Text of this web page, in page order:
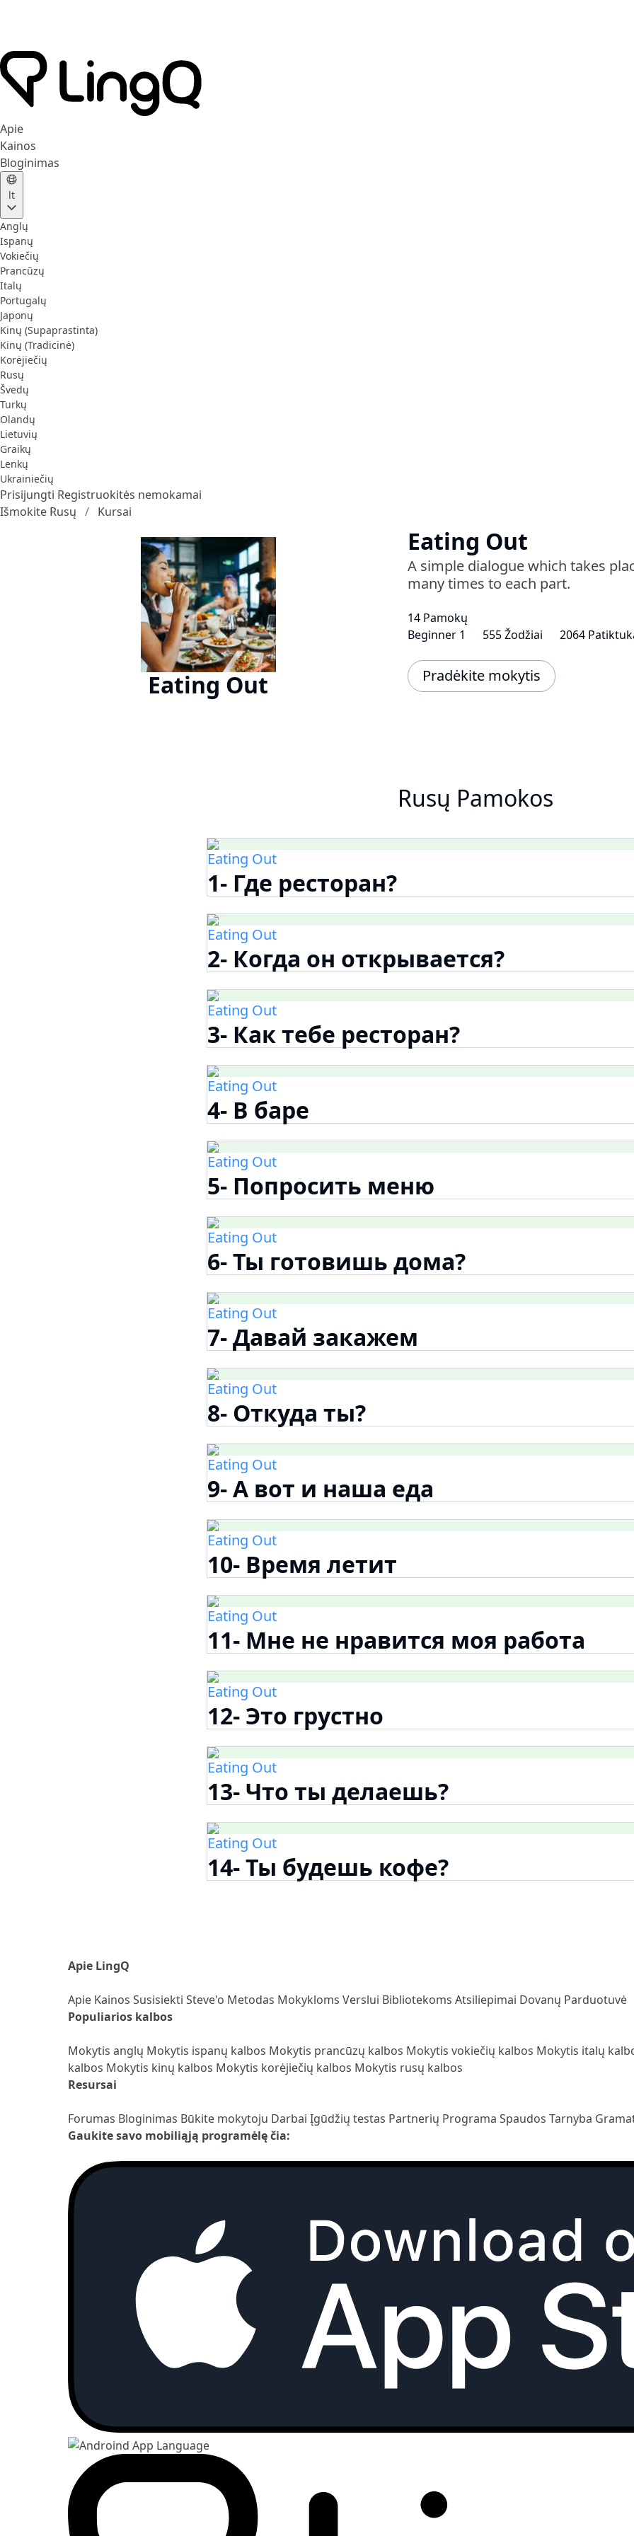
Apie
Kainos
Bloginimas
lt
Anglų
Ispanų
Vokiečių
Prancūzų
Italų
Portugalų
Japonų
Kinų (Supaprastinta)
Kinų (Tradicinė)
Korėjiečių
Rusų
Švedų
Turkų
Olandų
Lietuvių
Graikų
Lenkų
Ukrainiečių
Prisijungti Registruokitės nemokamai
Išmokite Rusų
Kursai
Eating Out
Eating Out
A simple dialogue which takes
many times to each part.
14 Pamokų
Beginner 1
555 Žodžiai 2064
Pradėkite mokytis
Rusų Pamokos
Eating Out
1- Где ресторан?
Eating Out
2- Когда он открывается?
Eating Out
3- Как тебе ресторан?
Eating Out
4- В баре
Eating Out
5- Попросить меню
Eating Out
6- Ты готовишь дома?
Eating Out
7- Давай закажем
Eating Out
8- Откуда ты?
Eating Out
9- А вот и наша еда
Eating Out
10- Время летит
Eating Out
11- Мне не нравится моя работа
Eating Out
12- Это грустно
Eating Out
13- Что ты делаешь?
Eating Out
14- Ты будешь кофе?
Apie LingQ
Apie Kainos Susisiekti Steve'o Metodas Mokykloms Verslui Bibliotekoms Atsiliepimai Dovanų Parduotuvė
Populiarios kalbos
Mokytis anglų Mokytis ispanų kalbos Mokytis prancūzų kalbos Mokytis vokiečių kalbos Mokytis italų
kalbos Mokytis kinų kalbos Mokytis korėjiečių kalbos Mokytis rusų kalbos
Resursai
Forumas Bloginimas Būkite mokytoju Darbai Įgūdžių testas Partnerių Programa Spaudos Tarnyba
Gaukite savo mobiliąją programėlę čia: